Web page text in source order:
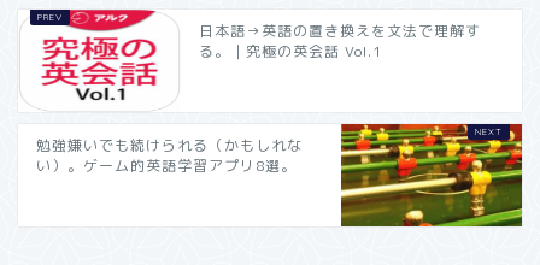
日本語→英語の置き換えを文法で理解す
る。｜究極の英会話 Vol.1
勉強嫌いでも続けられる（かもしれな
い）。ゲーム的英語学習アプリ8選。